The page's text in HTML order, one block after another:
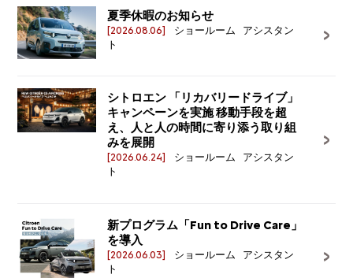
夏季休暇のお知らせ
[2026.08.06]
ショールーム アシスタン
ト
シトロエン 「リカバリードライブ」
キャンペーンを実施 移動手段を超
え、人と人の時間に寄り添う取り組
みを展開
[2026.06.24]
ショールーム アシスタン
ト
新プログラム「Fun to Drive Care」
を導入
[2026.06.03]
ショールーム アシスタン
ト